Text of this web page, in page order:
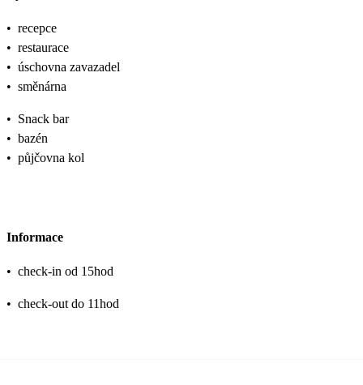
• recepce
• restaurace
• úschovna zavazadel
• směnárna
• Snack bar
• bazén
• půjčovna kol
Informace
• check-in od 15hod
• check-out do 11hod